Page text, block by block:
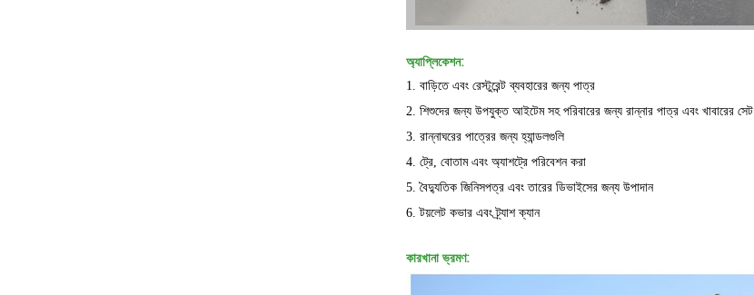
অ্যাপ্লিকেশন:
1. বাড়িতে এবং রেস্টুরেন্ট ব্যবহারের জন্য পাত্র
2. শিশুদের জন্য উপযুক্ত আইটেম সহ পরিবারের জন্য রান্নার পাত্র এবং খাবারের সেট
3. রান্নাঘরের পাত্রের জন্য হ্যান্ডলগুলি
4. ট্রে, বোতাম এবং অ্যাশট্রে পরিবেশন করা
5. বৈদ্যুতিক জিনিসপত্র এবং তারের ডিভাইসের জন্য উপাদান
6. টয়লেট কভার এবং ট্র্যাশ ক্যান
কারখানা ভ্রমণ: